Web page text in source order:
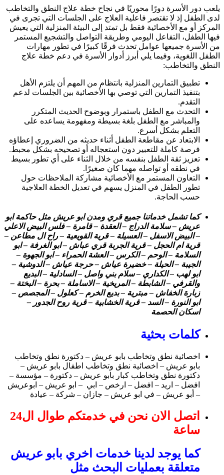
يلعب دور الأسرة دورًا محوريًا في نجاح خطة علاج النطق والتخاطب
لدى الطفل إذ لا تقتصر فاعلية العلاج على الجلسات التي تجرى في
المركز أو مع الأخصائية فقط بل تمتد إلى البيئة المنزلية التي يعيش
فيها الطفل، التفاعل اليومي وطريقة التواصل والتشجيع المستمر
من الأسرة جميعها عوامل تحدث فرقًا كبيرًا في تطور مهارات
الطفل اللغوية، وفيما يلي أبرز أدوار الأسرة في دعم خطة علاج
النطق والتخاطب:
تطبيق التمارين المنزلية بانتظام من المهم أن يلتزم الأهل
بتنفيذ التمارين التي توصي بها الأخصائية بين الجلسات لدعم
التقدم.
التحدث مع الطفل باستمرار وبوضوح الحديث المتكرر
والمباشر مع الطفل بلغة بسيطة ومفهومة يساعده على
التعلم بشكل أسرع.
الابتعاد عن مقاطعة الطفل أثناء حديثه من الضروري إعطاؤه
فرصة كاملة للتعبير دون استعجاله أو تصحيحه بشكل محبط.
تعزيز ثقة الطفل بنفسه من خلال الثناء على أي تطور بسيط
في نطقه أو تواصله مهما كان صغيرًا.
التعاون المستمر مع الأخصائية مشاركة الملاحظات حول
تطور الطفل في المنزل يسهم في تعديل الخطة العلاجية
حسب الحاجة.
كما تشمل خدماتنا جميع قري ومدن ابو عريش مثل حاكمة ابو
عريش – سلامة الدراج – العقدة – قامرة – فلس البيض الاعلي
– البيض الاسفل – العسيلة – قرية القويعية – راح ال مطاعن –
قرية ام الحجل – قرية الجربة قري عباش – ابو الغرفة – ابو
السلامة – الوحم – الكرس – العشة الحمراء – ابو الجهوة –
الجيبة – الحيلة – خضيرة عياش – حرجة عياش – الدوشية –
ابو لهب – الكداري – سلام بني واصل – السادلية – البديع
والقرفي – الشابطة – المريخية – الاساملة – بحرة – البختة –
زبارة الخفاش – مبترية – بديع الخرم – كعلول – المجصص –
ابو النورة – السد – قرية الخشابية – قرية روح الجدور –
اسكان الحصمة
كلمات بحثية
اخصائية نطق وتخاطب بابو عريش – دكتورة نطق وتخاطب
بابو عريش – اخصائية نطق وتخاطب اطفال بابو عريش –
دكتورة نطق وتخاطب كبار بابو عريش – دكتورة – مؤسسة –
افضل – اريد – افضل – ارخص – ابي – ابو عريش – ابوعريش
– أبو عريش – في ابو عريش – جازان – شركة – عيادة
اتصل الان نحن في خدمتكم طوال ال24
ساعة
كما يوجد لدينا خدمات اخري بابو عريش
متعلقة بعمليات البحث مثل